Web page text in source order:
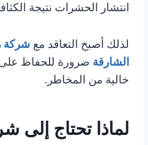
انتشار الحشرات نتيجة
لذلك أصبح التعاقد مع شركة
الشارقة ضرورة للحفاظ على
خالية من المخاطر.
لماذا تحتاج إلى